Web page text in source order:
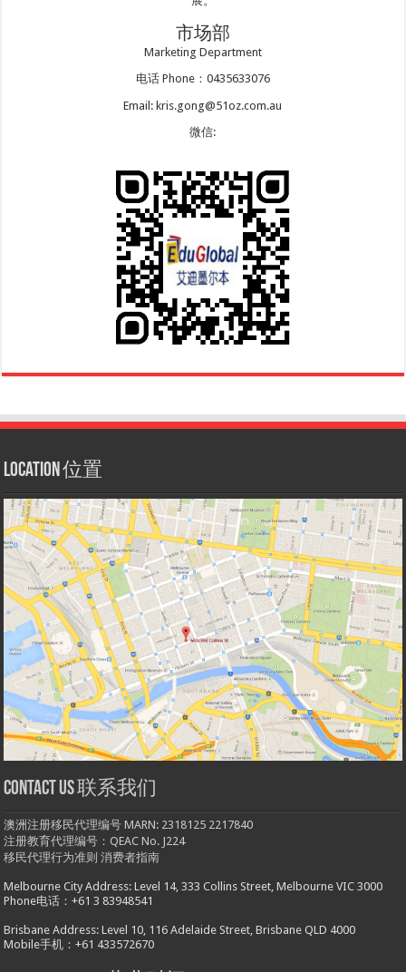
市场部
Marketing Department
电话 Phone：0435633076
Email: kris.gong@51oz.com.au
微信:
Location 位置
Contact us 联系我们
澳洲注册移民代理编号 MARN: 2318125 2217840
注册教育代理编号：QEAC No. J224
移民代理行为准则 消费者指南
Melbourne City Address: Level 14, 333 Collins Street, Melbourne VIC 3000
Phone电话：+61 3 83948541
Brisbane Address: Level 10, 116 Adelaide Street, Brisbane QLD 4000
Mobile手机：+61 433572670